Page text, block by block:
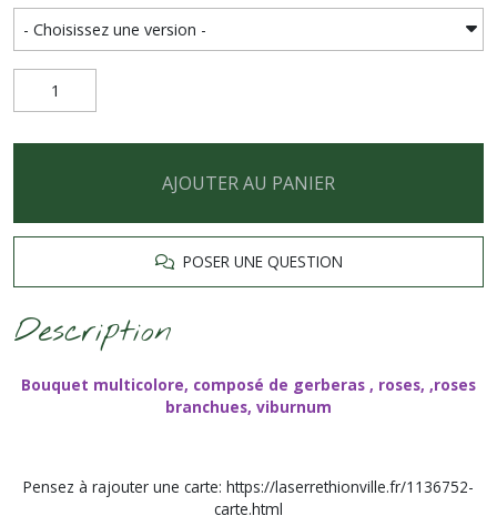
AJOUTER AU PANIER
POSER UNE QUESTION
Description
Bouquet multicolore, composé de gerberas , roses, ,roses
branchues, viburnum
Pensez à rajouter une carte: https://laserrethionville.fr/1136752-
carte.html